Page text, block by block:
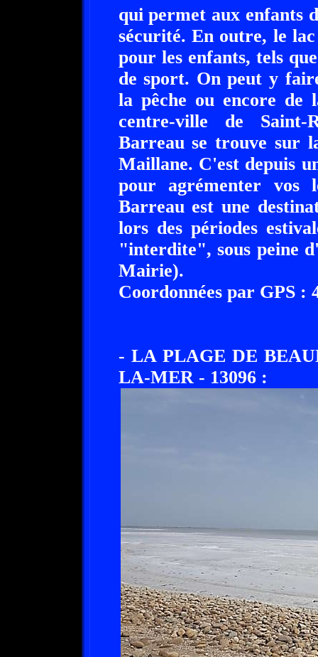
qui permet aux enfants
sécurité. En outre, le
pour les enfants, tels
de sport. On peut y
la pêche ou encore de
centre-ville de Saint-
Barreau se trouve sur
Maillane. C'est depuis
pour agrémenter vos
Barreau est une
lors des périodes
"interdite", sous peine
Mairie).
Coordonnées par GPS :
- LA PLAGE DE
LA-MER - 13096 :